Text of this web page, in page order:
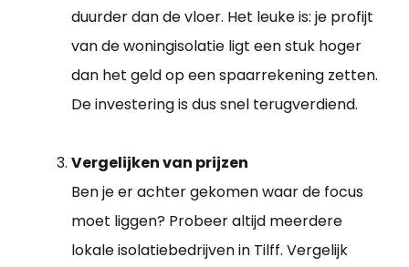
duurder dan de vloer. Het leuke is: je profijt
van de woningisolatie ligt een stuk hoger
dan het geld op een spaarrekening zetten.
De investering is dus snel terugverdiend.
Vergelijken van prijzen
Ben je er achter gekomen waar de focus
moet liggen? Probeer altijd meerdere
lokale isolatiebedrijven in Tilff. Vergelijk